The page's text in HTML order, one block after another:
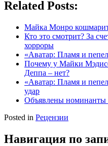
Related Posts:
Майка Монро
Кто это смотрит? За
хорроры
«Аватар: Пламя и
Почему у Майки
Деппа – нет?
«Аватар: Пламя и
удар
Объявлены номинанты
Posted in Рецензии
Навигация по